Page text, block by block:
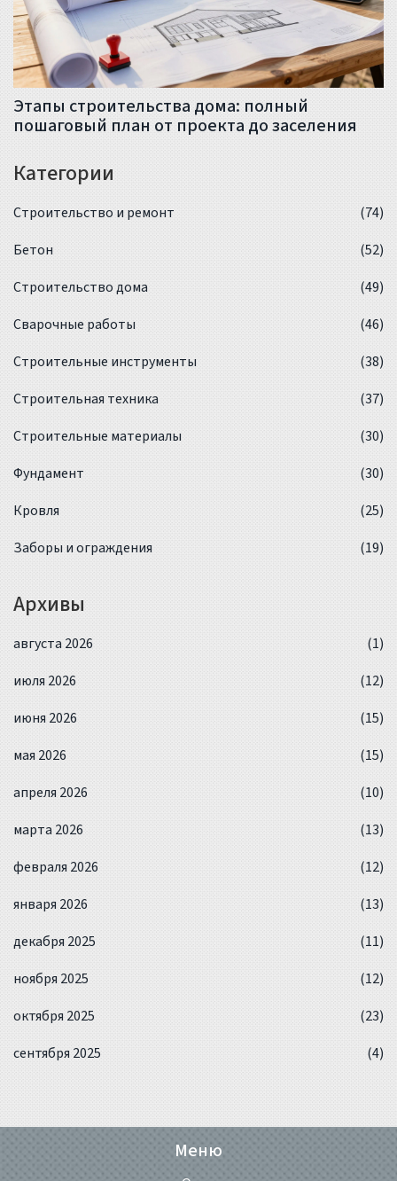
Этапы строительства дома: полный
пошаговый план от проекта до заселения
Категории
Строительство и ремонт
(74)
Бетон
(52)
Строительство дома
(49)
Сварочные работы
(46)
Строительные инструменты
(38)
Строительная техника
(37)
Строительные материалы
(30)
Фундамент
(30)
Кровля
(25)
Заборы и ограждения
(19)
Архивы
августа 2026
(1)
июля 2026
(12)
июня 2026
(15)
мая 2026
(15)
апреля 2026
(10)
марта 2026
(13)
февраля 2026
(12)
января 2026
(13)
декабря 2025
(11)
ноября 2025
(12)
октября 2025
(23)
сентября 2025
(4)
Меню